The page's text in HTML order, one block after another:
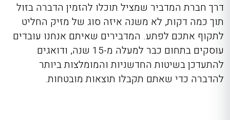
דרך חברת המדביר שמציל תוכלו להזמין הדברה בזול
תוך כמה דקות, לא משנה איזה סוג של מזיק החליט
לתקוף אתכם לפתע. המדבירים שאיתם אנחנו עובדים
עוסקים בתחום כבר למעלה מ-15 שנה, ודואגים
להתעדכן בשיטות החדשניות והמומלצות ביותר
להדברה כדי שאתם תקבלו תוצאות מובטחות.